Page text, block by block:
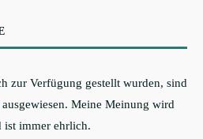
zur Verfügung gestellt wurden, sind
Meine Meinung wird
ist immer ehrlich.